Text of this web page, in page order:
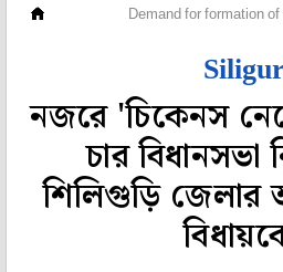
Demand for formation
নজরে 'চিকেনস
চার
শিলিগুড়ি জেলার